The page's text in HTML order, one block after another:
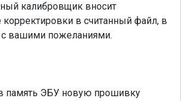
калибровщик вносит
в считанный файл, в
с вашими пожеланиями.
память ЭБУ новую прошивку